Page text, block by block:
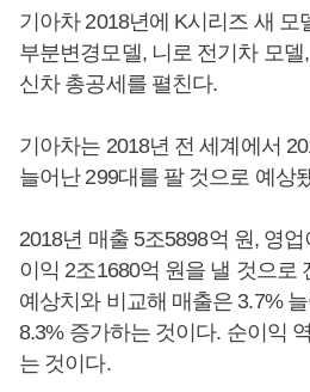
기아차 2018년에 K시리즈 새 모
부분변경모델, 니로 전기차 모
신차 총공세를 펼친다.
기아차는 2018년 전 세계에서
늘어난 299대를 팔 것으로 예상
2018년 매출 5조5898억 원, 영
이익 2조1680억 원을 낼 것으로
예상치와 비교해 매출은 3.7%
8.3% 증가하는 것이다. 순이익
는 것이다.